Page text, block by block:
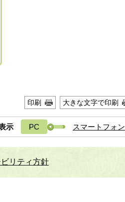
印刷 大きな文字で印刷
示 PC スマートフォン
リティ方針